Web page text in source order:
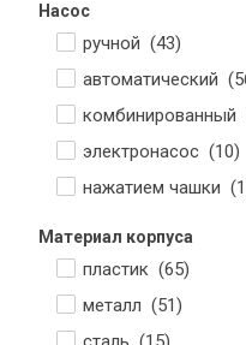
Насос
ручной (43)
автоматический (
комбинированный
электронасос (10)
нажатием чашки (1
Материал корпуса
пластик (65)
металл (51)